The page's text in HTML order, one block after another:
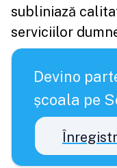
subliniază
serviciilor
Devino
școala pe